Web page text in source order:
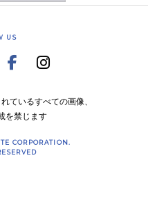
US
ているすべての画像、
を禁じます
CORPORATION.